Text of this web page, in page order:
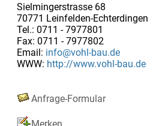
Sielmingerstrasse 68
70771 Leinfelden-Echterdingen
Tel.: 0711 - 7977801
Fax: 0711 - 7977802
Email: info@vohl-bau.de
WWW: http://www.vohl-bau.de
Anfrage-Formular
Merken